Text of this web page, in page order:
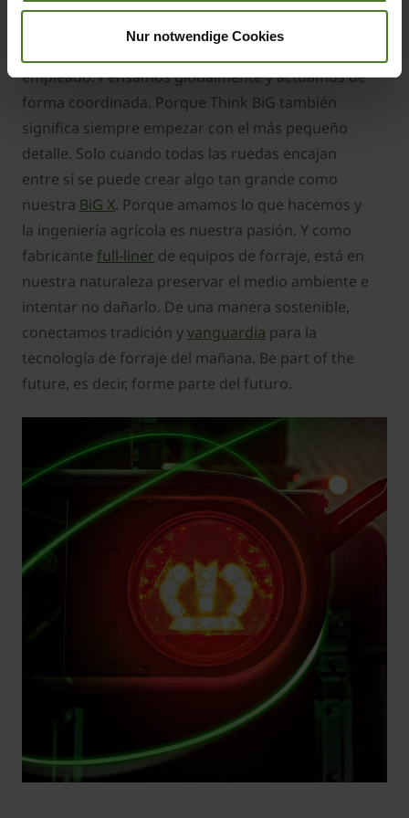
Nur notwendige Cookies
empleado. Pensamos globalmente y actuamos de
forma coordinada. Porque Think BiG también
significa siempre empezar con el más pequeño
detalle. Solo cuando todas las ruedas encajan
entre sí se puede crear algo tan grande como
nuestra BiG X. Porque amamos lo que hacemos y
la ingeniería agrícola es nuestra pasión. Y como
fabricante full-liner de equipos de forraje, está en
nuestra naturaleza preservar el medio ambiente e
intentar no dañarlo. De una manera sostenible,
conectamos tradición yvanguardia para la
tecnología de forraje del mañana. Be part of the
future, es decir, forme parte del futuro.